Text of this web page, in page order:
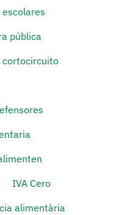
pública
cortocircuito
IVA Cero
alimentària